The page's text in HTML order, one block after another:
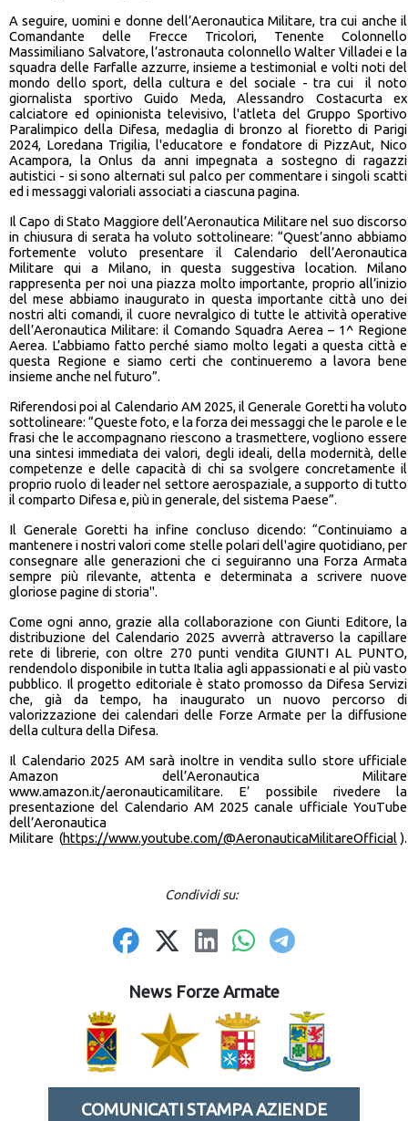
A seguire, uomini e donne dell’Aeronautica Militare, tra cui anche il
Comandante delle Frecce Tricolori, Tenente Colonnello
Massimiliano Salvatore, l’astronauta colonnello Walter Villadei e la
squadra delle Farfalle azzurre, insieme a testimonial e volti noti del
mondo dello sport, della cultura e del sociale - tra cui il noto
giornalista sportivo Guido Meda, Alessandro Costacurta ex
calciatore ed opinionista televisivo, l'atleta del Gruppo Sportivo
Paralimpico della Difesa, medaglia di bronzo al fioretto di Parigi
2024, Loredana Trigilia, l'educatore e fondatore di PizzAut, Nico
Acampora, la Onlus da anni impegnata a sostegno di ragazzi
autistici - si sono alternati sul palco per commentare i singoli scatti
ed i messaggi valoriali associati a ciascuna pagina.
Il Capo di Stato Maggiore dell’Aeronautica Militare nel suo discorso
in chiusura di serata ha voluto sottolineare: “Quest’anno abbiamo
fortemente voluto presentare il Calendario dell’Aeronautica
Militare qui a Milano, in questa suggestiva location. Milano
rappresenta per noi una piazza molto importante, proprio all’inizio
del mese abbiamo inaugurato in questa importante città uno dei
nostri alti comandi, il cuore nevralgico di tutte le attività operative
dell’Aeronautica Militare: il Comando Squadra Aerea – 1^ Regione
Aerea. L’abbiamo fatto perché siamo molto legati a questa città e
questa Regione e siamo certi che continueremo a lavora bene
insieme anche nel futuro”.
Riferendosi poi al Calendario AM 2025, il Generale Goretti ha voluto
sottolineare: “Queste foto, e la forza dei messaggi che le parole e le
frasi che le accompagnano riescono a trasmettere, vogliono essere
una sintesi immediata dei valori, degli ideali, della modernità, delle
competenze e delle capacità di chi sa svolgere concretamente il
proprio ruolo di leader nel settore aerospaziale, a supporto di tutto
il comparto Difesa e, più in generale, del sistema Paese”.
Il Generale Goretti ha infine concluso dicendo: “Continuiamo a
mantenere i nostri valori come stelle polari dell'agire quotidiano, per
consegnare alle generazioni che ci seguiranno una Forza Armata
sempre più rilevante, attenta e determinata a scrivere nuove
gloriose pagine di storia".
Come ogni anno, grazie alla collaborazione con Giunti Editore, la
distribuzione del Calendario 2025 avverrà attraverso la capillare
rete di librerie, con oltre 270 punti vendita GIUNTI AL PUNTO,
rendendolo disponibile in tutta Italia agli appassionati e al più vasto
pubblico. Il progetto editoriale è stato promosso da Difesa Servizi
che, già da tempo, ha inaugurato un nuovo percorso di
valorizzazione dei calendari delle Forze Armate per la diffusione
della cultura della Difesa.
Il Calendario 2025 AM sarà inoltre in vendita sullo store ufficiale
Amazon dell’Aeronautica Militare
www.amazon.it/aeronauticamilitare. E’ possibile rivedere la
presentazione del Calendario AM 2025 canale ufficiale YouTube
dell’Aeronautica
Militare (https://www.youtube.com/@AeronauticaMilitareOfficial ).
Condividi su:
News Forze Armate
COMUNICATI STAMPA AZIENDE